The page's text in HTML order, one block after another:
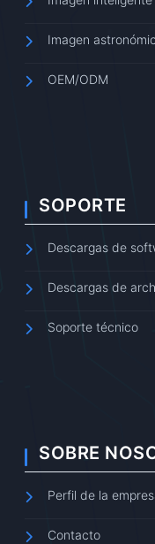
Imagen
OEM/ODM
SOPORTE
Descargas de
Descargas de
Soporte técnico
SOBRE
Perfil de la
Contacto